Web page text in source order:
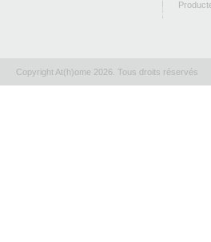
Copyright At(h)ome 2026. Tous droits réservés